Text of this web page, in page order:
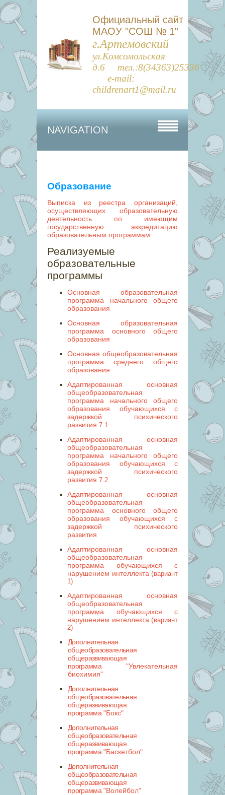
Официальный сайт
МАОУ "СОШ № 1"
г.Артемовский
ул.Комсомольская
д.6 тел.:8(34363)25336
e-mail:
childrenart1@mail.ru
NAVIGATION
Образование
Выписка из реестра организаций,
осуществляющих образовательную
деятельность по имеющим
государственную аккредитацию
образовательным программам
Реализуемые
образовательные
программы
Основная образовательная
программа начального общего
образования
Основная образовательная
программа основного общего
образования
Основная общеобразовательная
программа среднего общего
образования
Адаптированная основная
общеобразовательная
программа начального общего
образования обучающихся с
задержкой психического
развития 7.1
Адаптированная основная
общеобразовательная
программа начального общего
образования обучающихся с
задержкой психического
развития 7.2
Адаптированная основная
общеобразовательная
программа основного общего
образования обучающихся с
задержкой психического
развития
Адаптированная основная
общеобразовательная
программа обучающихся с
нарушением интеллекта (вариант
1)
Адаптированная основная
общеобразовательная
программа обучающихся с
нарушением интеллекта (вариант
2)
Дополнительная
общеобразовательная
общеразвивающая
программа "Увлекательная
биохимия"
Дополнительная
общеобразовательная
общеразвивающая
программа "Бокс"
Дополнительная
общеобразовательная
общеразвивающая
программа "Баскетбол"
Дополнительная
общеобразовательная
общеразвивающая
программа "Волейбол"